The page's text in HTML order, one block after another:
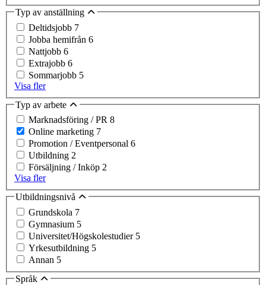
Typ av anställning
Deltidsjobb 7
Jobba hemifrån 6
Nattjobb 6
Extrajobb 6
Sommarjobb 5
Visa fler
Typ av arbete
Marknadsföring / PR 8
Online marketing 7
Promotion / Eventpersonal 6
Utbildning 2
Försäljning / Inköp 2
Visa fler
Utbildningsnivå
Grundskola 7
Gymnasium 5
Universitet/Högskolestudier 5
Yrkesutbildning 5
Annan 5
Språk